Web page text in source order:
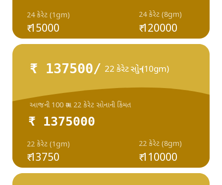
₹ 15000
24 કેરેટ (1gm) 24 કેરેટ (8gm)
₹ 120000
₹ 137500/ 22 કેરેટ સોનું (10gm)
₹ 1375000
₹ 13750
22 કેરેટ (1gm) 22 કેરેટ (8gm)
આજની 100 ગ્રામ 22 કેરેટ સોનાની કિંમત
₹ 110000